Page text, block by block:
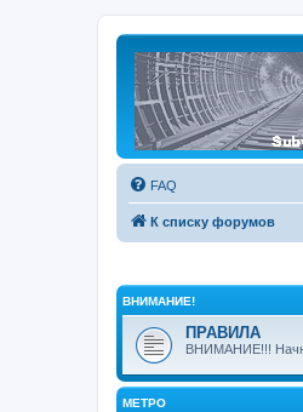
FAQ
К списку форумов
ВНИМАНИЕ!
ПРАВИЛА
ВНИМАНИЕ!!!
МЕТРО